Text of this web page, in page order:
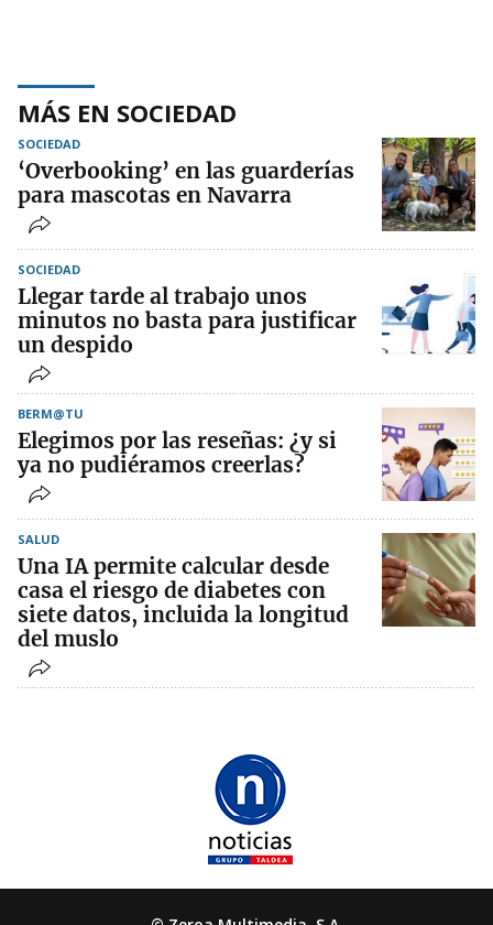
MÁS EN SOCIEDAD
SOCIEDAD
‘Overbooking’ en las guarderías
para mascotas en Navarra
SOCIEDAD
Llegar tarde al trabajo unos
minutos no basta para justificar
un despido
BERM@TU
Elegimos por las reseñas: ¿y si
ya no pudiéramos creerlas?
SALUD
Una IA permite calcular desde
casa el riesgo de diabetes con
siete datos, incluida la longitud
del muslo